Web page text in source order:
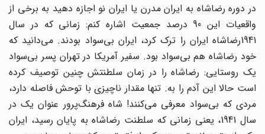
در دوره رضاشاه به ایران مدرن یا ایران نو اجازه دهید به برخی از
واقعیات این 90 درصد جمعیت اشاره کنم: زمانی که در سال
1941رضاشاه ایران را ترک کرد، ایران بی‌سواد بودند. می‌دانید که
خود رضاشاه هم بی‌سواد بود. سفیر آمریکا در تهران پسر بی‌سواد
یک روستایی: رضاشاه را در زمان سلطنتش چنین توصیف کرده
است حالا این آدم را به. تنها مقدار ناچیزی با توحش فاصله دارد،
مردی که بی‌سواد معرفی می‌کنند! شاه فرهنگ‌پرور عنوان یک در
سال 1941، یعنی زمانی که سلطنت رضاشاه به پایان رسید، ایران